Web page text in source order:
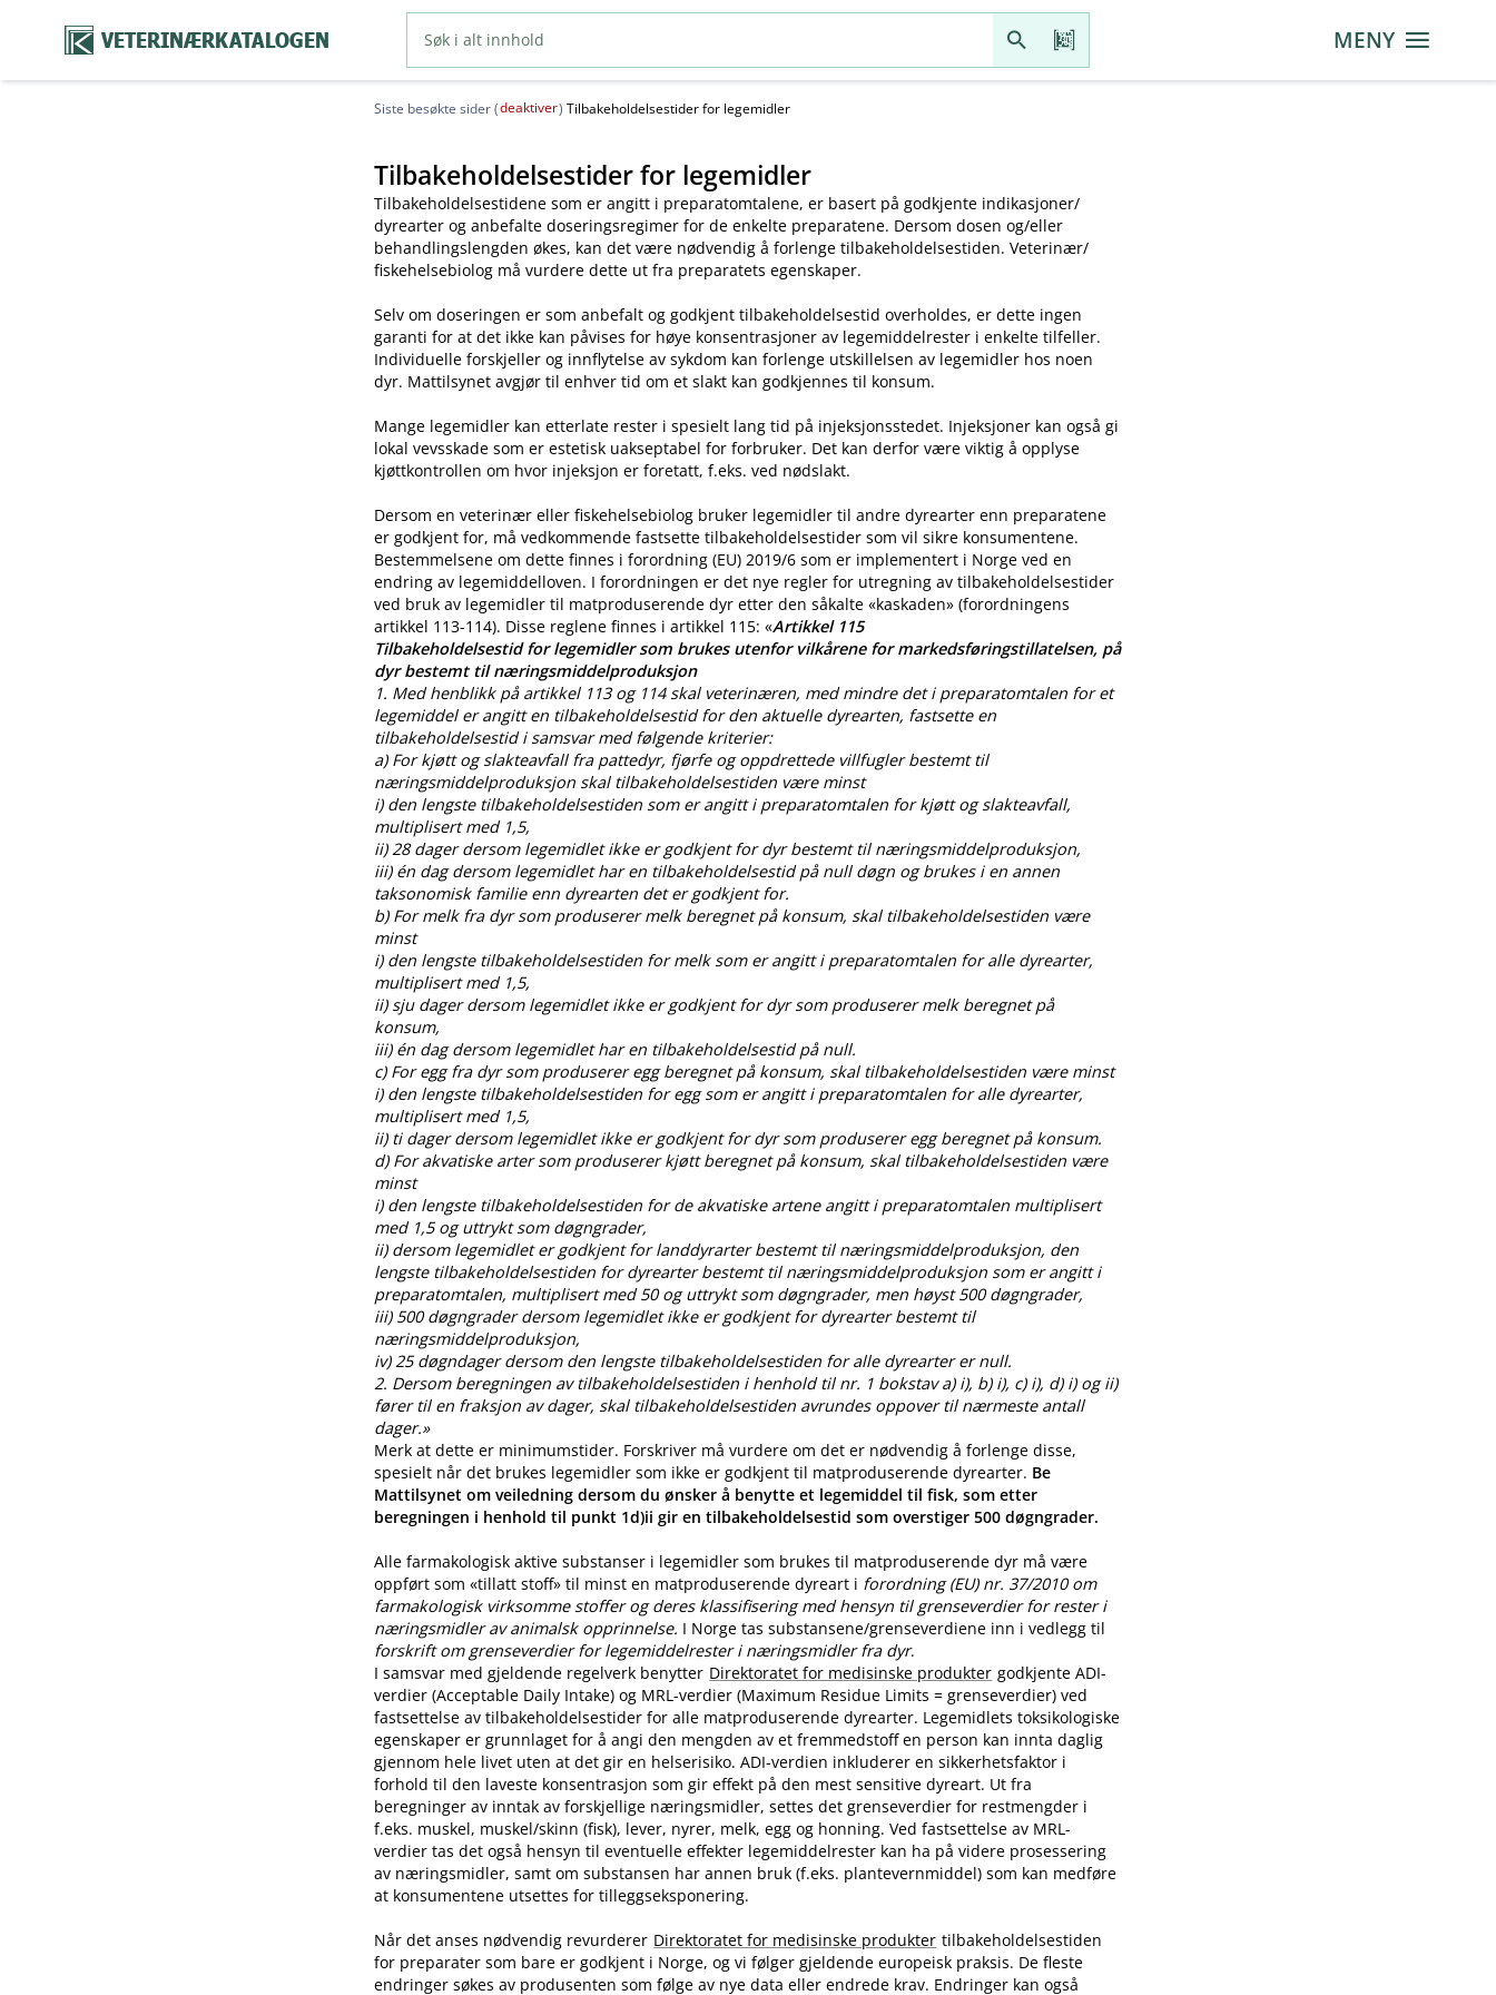
VETERINÆRKATALOGEN MENY
Siste besøkte sider (deaktiver) Tilbakeholdelsestider for legemidler
Tilbakeholdelsestider for legemidler
Tilbakeholdelsestidene som er angitt i preparatomtalene, er basert på godkjente indikasjoner​/​
dyrearter og anbefalte doseringsregimer for de enkelte preparatene. Dersom dosen og​/​eller
behandlingslengden økes, kan det være nødvendig å forlenge tilbakeholdelsestiden. Veterinær​/​
fiskehelsebiolog må vurdere dette ut fra preparatets egenskaper.
Selv om doseringen er som anbefalt og godkjent tilbakeholdelsestid overholdes, er dette ingen
garanti for at det ikke kan påvises for høye konsentrasjoner av legemiddelrester i enkelte tilfeller.
Individuelle forskjeller og innflytelse av sykdom kan forlenge utskillelsen av legemidler hos noen
dyr. Mattilsynet avgjør til enhver tid om et slakt kan godkjennes til konsum.
Mange legemidler kan etterlate rester i spesielt lang tid på injeksjonsstedet. Injeksjoner kan også gi
lokal vevsskade som er estetisk uakseptabel for forbruker. Det kan derfor være viktig å opplyse
kjøttkontrollen om hvor injeksjon er foretatt, f.eks. ved nødslakt.
Dersom en veterinær eller fiskehelsebiolog bruker legemidler til andre dyrearter enn preparatene
er godkjent for, må vedkommende fastsette tilbakeholdelsestider som vil sikre konsumentene.
Bestemmelsene om dette finnes i forordning (EU) 2019/6 som er implementert i Norge ved en
endring av legemiddelloven. I forordningen er det nye regler for utregning av tilbakeholdelsestider
ved bruk av legemidler til matproduserende dyr etter den såkalte «kaskaden» (forordningens
artikkel 113-114). Disse reglene finnes i artikkel 115: «Artikkel 115
Tilbakeholdelsestid for legemidler som brukes utenfor vilkårene for markedsføringstillatelsen, på
dyr bestemt til næringsmiddelproduksjon
1. Med henblikk på artikkel 113 og 114 skal veterinæren, med mindre det i preparatomtalen for et
legemiddel er angitt en tilbakeholdelsestid for den aktuelle dyrearten, fastsette en
tilbakeholdelsestid i samsvar med følgende kriterier:
a) For kjøtt og slakteavfall fra pattedyr, fjørfe og oppdrettede villfugler bestemt til
næringsmiddelproduksjon skal tilbakeholdelsestiden være minst
i) den lengste tilbakeholdelsestiden som er angitt i preparatomtalen for kjøtt og slakteavfall,
multiplisert med 1,5,
ii) 28 dager dersom legemidlet ikke er godkjent for dyr bestemt til næringsmiddelproduksjon,
iii) én dag dersom legemidlet har en tilbakeholdelsestid på null døgn og brukes i en annen
taksonomisk familie enn dyrearten det er godkjent for.
b) For melk fra dyr som produserer melk beregnet på konsum, skal tilbakeholdelsestiden være
minst
i) den lengste tilbakeholdelsestiden for melk som er angitt i preparatomtalen for alle dyrearter,
multiplisert med 1,5,
ii) sju dager dersom legemidlet ikke er godkjent for dyr som produserer melk beregnet på
konsum,
iii) én dag dersom legemidlet har en tilbakeholdelsestid på null.
c) For egg fra dyr som produserer egg beregnet på konsum, skal tilbakeholdelsestiden være minst
i) den lengste tilbakeholdelsestiden for egg som er angitt i preparatomtalen for alle dyrearter,
multiplisert med 1,5,
ii) ti dager dersom legemidlet ikke er godkjent for dyr som produserer egg beregnet på konsum.
d) For akvatiske arter som produserer kjøtt beregnet på konsum, skal tilbakeholdelsestiden være
minst
i) den lengste tilbakeholdelsestiden for de akvatiske artene angitt i preparatomtalen multiplisert
med 1,5 og uttrykt som døgngrader,
ii) dersom legemidlet er godkjent for landdyrarter bestemt til næringsmiddelproduksjon, den
lengste tilbakeholdelsestiden for dyrearter bestemt til næringsmiddelproduksjon som er angitt i
preparatomtalen, multiplisert med 50 og uttrykt som døgngrader, men høyst 500 døgngrader,
iii) 500 døgngrader dersom legemidlet ikke er godkjent for dyrearter bestemt til
næringsmiddelproduksjon,
iv) 25 døgndager dersom den lengste tilbakeholdelsestiden for alle dyrearter er null.
2. Dersom beregningen av tilbakeholdelsestiden i henhold til nr. 1 bokstav a) i), b) i), c) i), d) i) og ii)
fører til en fraksjon av dager, skal tilbakeholdelsestiden avrundes oppover til nærmeste antall
dager.»
Merk at dette er minimumstider. Forskriver må vurdere om det er nødvendig å forlenge disse,
spesielt når det brukes legemidler som ikke er godkjent til matproduserende dyrearter. Be
Mattilsynet om veiledning dersom du ønsker å benytte et legemiddel til fisk, som etter
beregningen i henhold til punkt 1d)ii gir en tilbakeholdelsestid som overstiger 500 døgngrader.
Alle farmakologisk aktive substanser i legemidler som brukes til matproduserende dyr må være
oppført som «tillatt stoff» til minst en matproduserende dyreart i forordning (EU) nr. 37/2010 om
farmakologisk virksomme stoffer og deres klassifisering med hensyn til grenseverdier for rester i
næringsmidler av animalsk opprinnelse. I Norge tas substansene​/​grenseverdiene inn i vedlegg til
forskrift om grenseverdier for legemiddelrester i næringsmidler fra dyr.
I samsvar med gjeldende regelverk benytter Direktoratet for medisinske produkter godkjente ADI-
verdier (Acceptable Daily Intake) og MRL-verdier (Maximum Residue Limits = grenseverdier) ved
fastsettelse av tilbakeholdelsestider for alle matproduserende dyrearter. Legemidlets toksikologiske
egenskaper er grunnlaget for å angi den mengden av et fremmedstoff en person kan innta daglig
gjennom hele livet uten at det gir en helserisiko. ADI-verdien inkluderer en sikkerhetsfaktor i
forhold til den laveste konsentrasjon som gir effekt på den mest sensitive dyreart. Ut fra
beregninger av inntak av forskjellige næringsmidler, settes det grenseverdier for restmengder i
f.eks. muskel, muskel​/​skinn (fisk), lever, nyrer, melk, egg og honning. Ved fastsettelse av MRL-
verdier tas det også hensyn til eventuelle effekter legemiddelrester kan ha på videre prosessering
av næringsmidler, samt om substansen har annen bruk (f.eks. plantevernmiddel) som kan medføre
at konsumentene utsettes for tilleggseksponering.
Når det anses nødvendig revurderer Direktoratet for medisinske produkter tilbakeholdelsestiden
for preparater som bare er godkjent i Norge, og vi følger gjeldende europeisk praksis. De fleste
endringer søkes av produsenten som følge av nye data eller endrede krav. Endringer kan også